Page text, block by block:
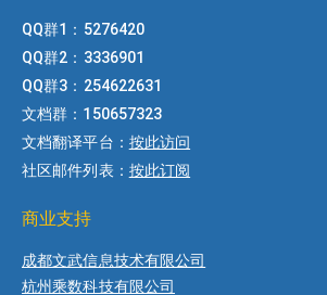
QQ群1：5276420
QQ群2：3336901
QQ群3：254622631
文档群：150657323
文档翻译平台： 按此访问
社区邮件列表： 按此订阅
商业支持
成都文武信息技术有限公司
杭州乘数科技有限公司